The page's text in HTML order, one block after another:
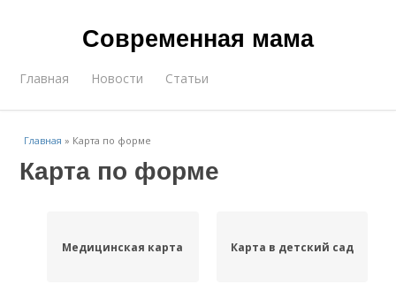
Современная мама
Главная Новости Статьи
Главная » Карта по форме
Карта по форме
Медицинская карта Карта в детский сад